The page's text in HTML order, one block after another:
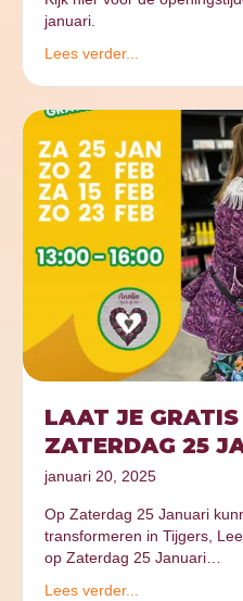
januari.
Lees verder...
LAAT JE
ZATERDAG 25
januari 20, 2025
Op Zaterdag 25 Januari
transformeren in Tijgers,
op Zaterdag 25 Januari…
Lees verder...